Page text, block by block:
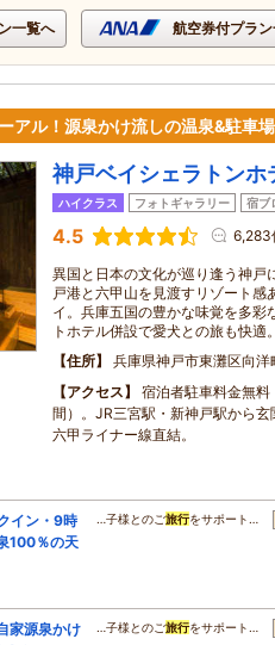
一覧へ 航空券付プラ
アル！源泉かけ流しの温泉&駐車
神戸ベイシェラトンホ
ハイクラス フォトギャラリー 宿ブ
4.5 6,283
異国と日本の文化が巡り逢う神戸
戸港と六甲山を見渡すリゾート感
イ。兵庫五国の豊かな味覚を多彩
トホテル併設で愛犬との旅も快適
住所
兵庫県神戸市東灘区向洋
アクセス
宿泊者駐車料金無
間）。JR三宮駅・新神戸駅から
六甲ライナー線直結。
イン・9時
100％の天
…子様とのご旅行をサポート…
家源泉かけ
…子様とのご旅行をサポート…